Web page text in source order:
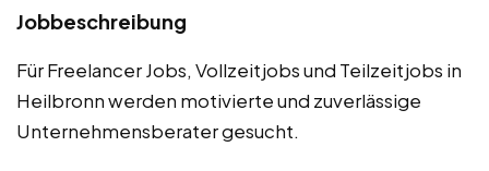
Jobbeschreibung
Für Freelancer Jobs, Vollzeitjobs und Teilzeitjobs in
Heilbronn werden motivierte und zuverlässige
Unternehmensberater gesucht.